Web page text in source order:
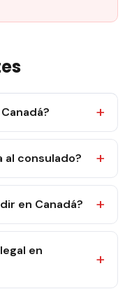
al consulado?
en Canadá?
en